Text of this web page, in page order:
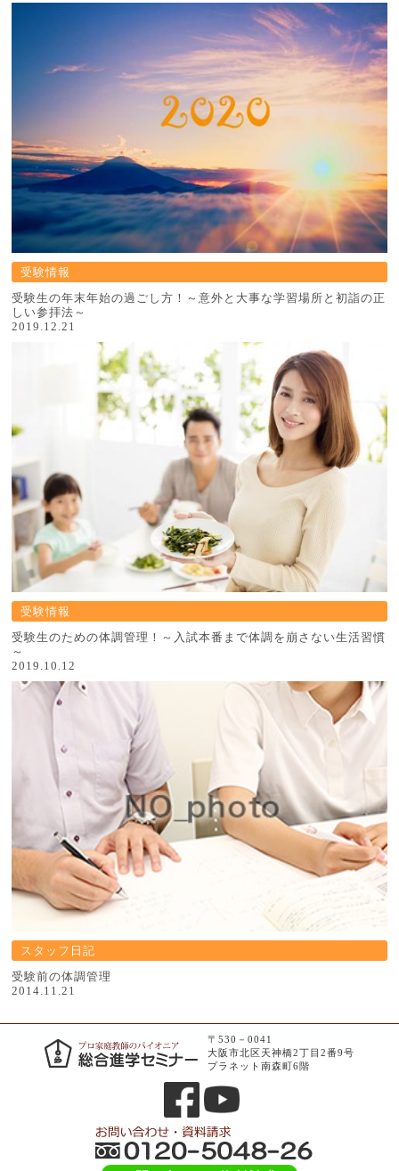
受験情報
受験生の年末年始の過ごし方！～意外と大事な学習場所と初詣の正
しい参拝法～
2019.12.21
受験情報
受験生のための体調管理！～入試本番まで体調を崩さない生活習慣
～
2019.10.12
スタッフ日記
受験前の体調管理
2014.11.21
〒530－0041
大阪市北区天神橋2丁目2番9号
プラネット南森町6階